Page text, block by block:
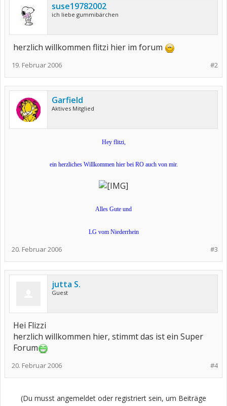
suse19782002
ich liebe gummibärchen
herzlich willkommen flitzi hier im forum
#2
19. Februar 2006
Garfield
Aktives Mitglied
Hey flitzi,
ein herzliches Willkommen hier bei RO auch von mir.
Alles Gute und
LG vom Niederrhein
#3
20. Februar 2006
jutta S.
Guest
Hei Flizzi
herzlich willkommen hier, stimmt das ist ein Super
Forum
#4
20. Februar 2006
(Du musst angemeldet oder registriert sein, um Beiträge